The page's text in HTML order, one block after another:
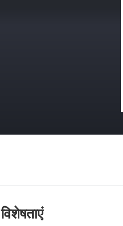
विशेषताएं